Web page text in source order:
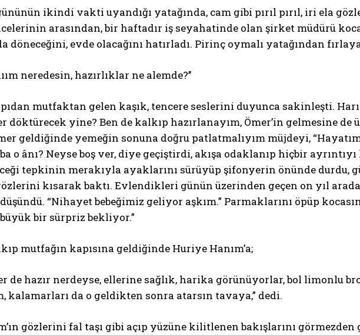
ikindi vakti uyandığı yatağında, cam gibi pırıl pırıl, iri ela
arasından, bir haftadır iş seyahatinde olan şirket müdürü
döneceğini, evde olacağını hatırladı. Pirinç oymalı yatağından
neredesin, hazırlıklar ne alemde?’’
mutfaktan gelen kaşık, tencere seslerini duyunca sakinleşti. Harıl
döktürecek yine? Ben de kalkıp hazırlanayım, Ömer’in gelmesine de
geldiğinde yemeğin sonuna doğru patlatmalıyım müjdeyi,
o ânı? Neyse boş ver, diye geçiştirdi, akışa odaklanıp hiçbir
tepkinin merakıyla ayaklarını sürüyüp şifonyerin önünde durdu,
kısarak baktı. Evlendikleri günün üzerinden geçen on yıl
“Nihayet bebeğimiz geliyor aşkım.” Parmaklarını öpüp
bir sürpriz bekliyor.”
mutfağın kapısına geldiğinde Huriye Hanım’a;
de hazır nerdeyse, ellerine sağlık, harika görünüyorlar, bol limonlu
kalamarları da o geldikten sonra atarsın tavaya,” dedi.
gözlerini fal taşı gibi açıp yüzüne kilitlenen bakışlarını görmezden